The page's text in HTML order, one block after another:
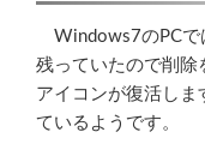
Windows7のPCで
残っていたので削除
アイコンが復活しま
ているようです。